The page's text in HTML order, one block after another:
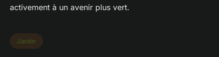
activement à un avenir plus vert.
Jardin